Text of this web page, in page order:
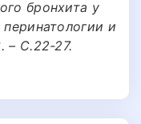
бронхита у
и
– С.22-27.